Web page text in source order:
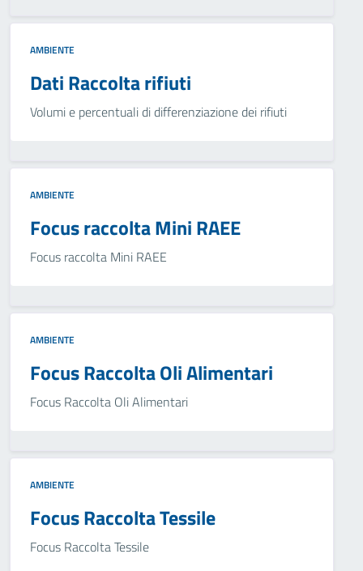
AMBIENTE
Dati Raccolta rifiuti
Volumi e percentuali di differenziazione dei rifiuti
AMBIENTE
Focus raccolta Mini RAEE
Focus raccolta Mini RAEE
AMBIENTE
Focus Raccolta Oli Alimentari
Focus Raccolta Oli Alimentari
AMBIENTE
Focus Raccolta Tessile
Focus Raccolta Tessile